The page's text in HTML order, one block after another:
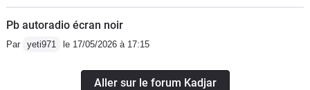
Pb autoradio écran noir
Par yeti971 le 17/05/2026 à 17:15
Aller sur le forum Kadjar